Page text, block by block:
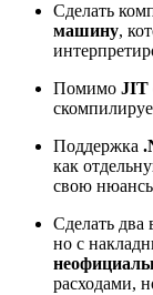
Сделать
машину,
Помимо JIT
Поддержка
как
свою
Сделать два
но с
расходами,